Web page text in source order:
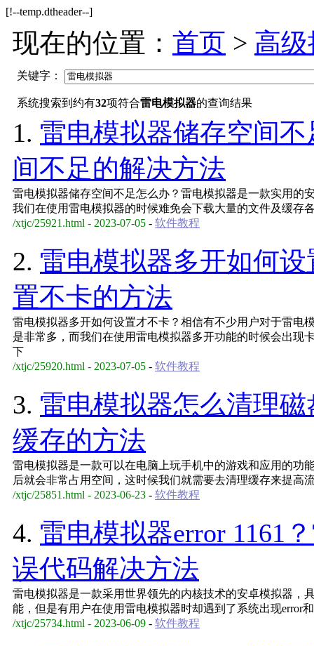
[!--temp.dtheader--]
现在的位置： 首页 > 高
关键字：
系统搜索到约有32项符合雷电模拟器的查询结果
1. 雷电模拟器储存空间
间不足的解决方法
雷电模拟器储存空间不足怎么办？雷电模拟器是一款实用的
我们在使用雷电模拟器的时候难免会下载大量的文件及缓存
/xtjc/25921.html - 2023-07-05 - 软件教程
2. 雷电模拟器多开如何
置不卡的方法
雷电模拟器多开如何设置才不卡？相信有不少用户对于雷电
是非常多，而我们在使用雷电模拟器多开功能的时候会出现
下
/xtjc/25920.html - 2023-07-05 - 软件教程
3. 雷电模拟器怎么清理
缓存的方法
雷电模拟器是一款可以在电脑上玩手机中的游戏和应用的功
后就会非常占用空间，这时候我们就需要去清理缓存来提高
/xtjc/25851.html - 2023-06-23 - 软件教程
4. 雷电模拟器error 1161
误代码解决方法
雷电模拟器是一款采用世界领先的内核技术的安卓模拟器，
能，但是有用户在使用雷电模拟器时却遇到了系统出现error
/xtjc/25734.html - 2023-06-09 - 软件教程